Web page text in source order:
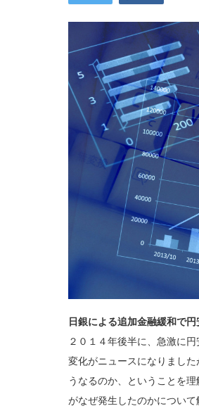
日銀による追加金融緩和で円
２０１４年後半に、急激に
変化がニュースになりまし
うなるのか、ということを
がなぜ発生したのかについて